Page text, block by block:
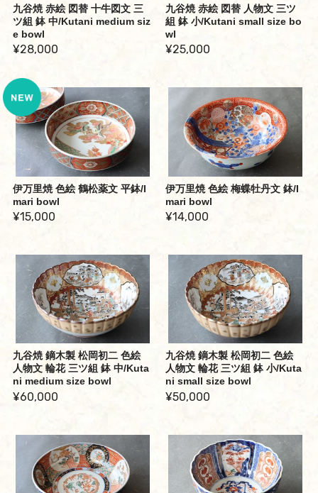
九谷焼 赤絵 図替 十牛図文 三
ツ組 鉢 中/Kutani medium siz
e bowl
¥28,000
九谷焼 赤絵 図替 人物文 三ツ
組 鉢 小/Kutani small size bo
wl
¥25,000
伊万里焼 色絵 鶴松薬文 平鉢/I
mari bowl
¥15,000
伊万里焼 色絵 梅蝶牡丹文 鉢/I
mari bowl
¥14,000
九谷焼 鏑木製 松岡初二 色絵
人物文 輪花 三ツ組 鉢 中/Kuta
ni medium size bowl
¥60,000
九谷焼 鏑木製 松岡初二 色絵
人物文 輪花 三ツ組 鉢 小/Kuta
ni small size bowl
¥50,000